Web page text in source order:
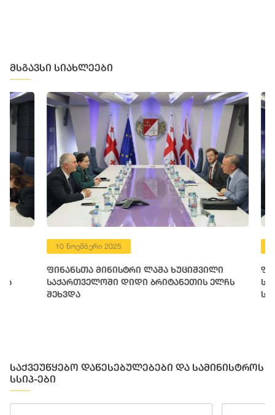
მსგავსი სიახლეები
10 ნოემბერი 2025
ფინანსთა მინისტრი ლაშა ხუციშვილი
საქართველოში დიდი ბრიტანეთის ელჩს
სამხრეთ
საქვეუწყებო დაწესებულებები და სამინისტროს
სსიპ-ები